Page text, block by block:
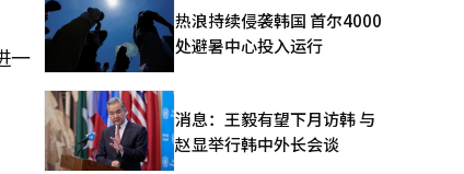
一
热浪持续侵袭韩国 首尔4000
处避暑中心投入运行
消息：王毅有望下月访韩 与
赵显举行韩中外长会谈